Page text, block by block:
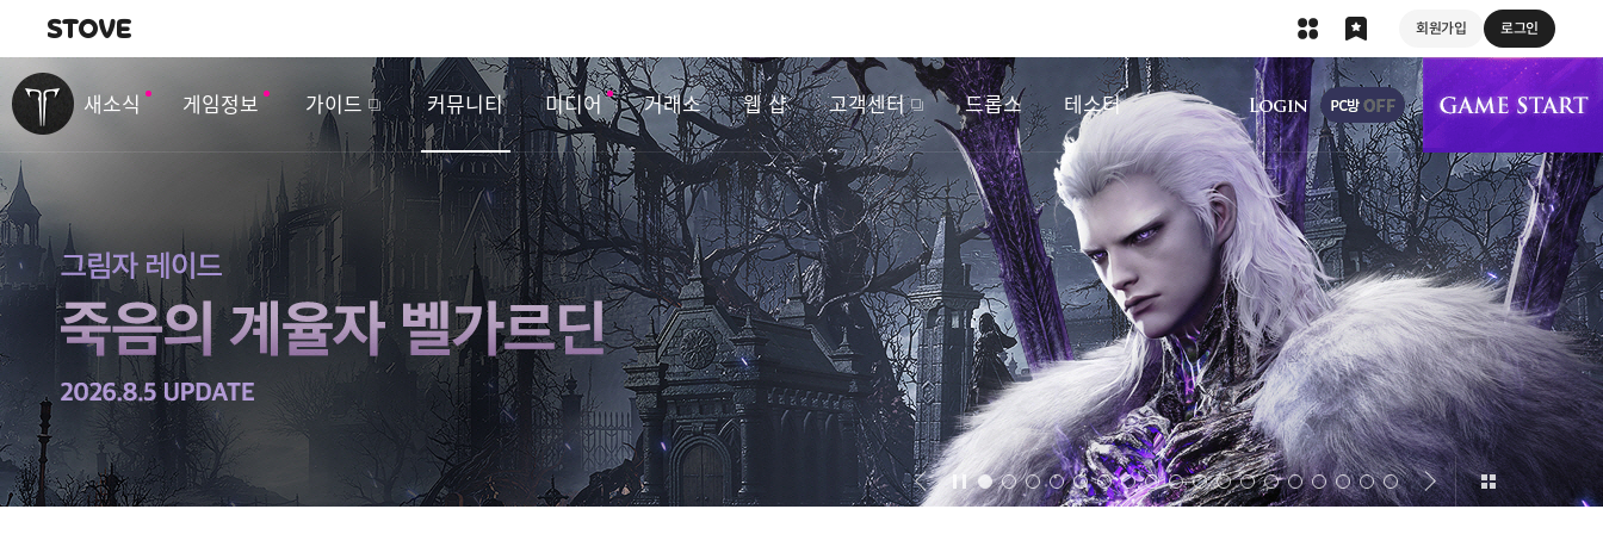
회원가입 로그인
내비게이션
새소식 게임정보 가이드 커뮤니티 미디어 거래소 웹 샵 고객센터 드롭스 테스터
상단 메뉴
벤
트
&
업
데
이
트